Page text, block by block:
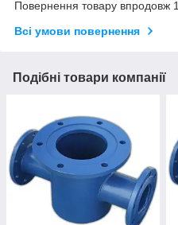
Повернення товару впродовж
Всі умови повернення
Подібні товари компанії